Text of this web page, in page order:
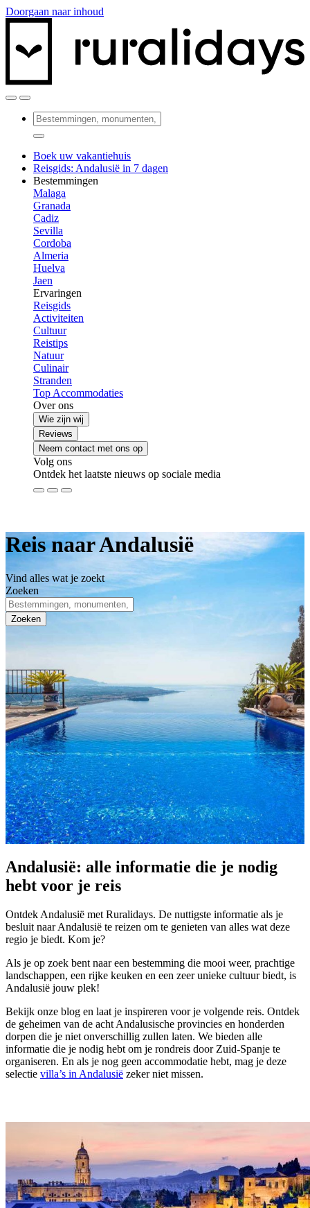
Doorgaan naar inhoud
Boek uw vakantiehuis
Reisgids: Andalusië in 7 dagen
Bestemmingen
Malaga
Granada
Cadiz
Sevilla
Cordoba
Almeria
Huelva
Jaen
Ervaringen
Reisgids
Activiteiten
Cultuur
Reistips
Natuur
Culinair
Stranden
Top Accommodaties
Over ons
Wie zijn wij
Reviews
Neem contact met ons op
Volg ons
Ontdek het laatste nieuws op sociale media
Reis naar Andalusië
Vind alles wat je zoekt
Zoeken
Zoeken
Andalusië: alle informatie die je nodig
hebt voor je reis
Ontdek Andalusië met Ruralidays. De nuttigste informatie als je
besluit naar Andalusië te reizen om te genieten van alles wat deze
regio je biedt. Kom je?
Als je op zoek bent naar een bestemming die mooi weer, prachtige
landschappen, een rijke keuken en een zeer unieke cultuur biedt, is
Andalusië jouw plek!
Bekijk onze blog en laat je inspireren voor je volgende reis. Ontdek
de geheimen van de acht Andalusische provincies en honderden
dorpen die je niet onverschillig zullen laten. We bieden alle
informatie die je nodig hebt om je rondreis door Zuid-Spanje te
organiseren. En als je nog geen accommodatie hebt, mag je deze
selectie villa’s in Andalusië zeker niet missen.